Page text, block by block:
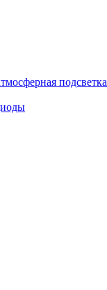
подсветка